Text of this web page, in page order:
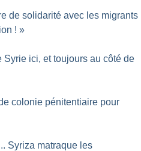
de solidarité avec les migrants
! »
Syrie ici, et toujours au côté de
colonie pénitentiaire pour
Syriza matraque les